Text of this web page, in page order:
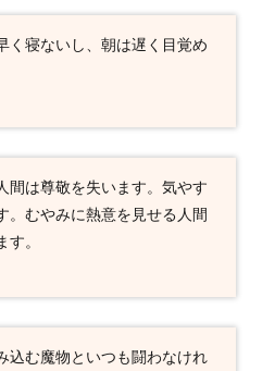
く寝ないし、朝は遅く目覚め
間は尊敬を失います。気やす
。むやみに熱意を見せる人間
。
込む魔物といつも闘わなけれ